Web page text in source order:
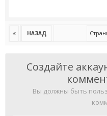
НАЗАД
Создайте
Вы должны быть